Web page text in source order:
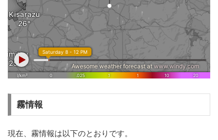
霧情報
現在、霧情報は以下のとおりです。